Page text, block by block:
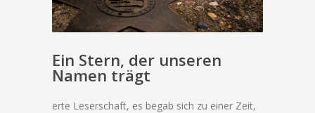
Ein Stern, der unseren
Namen trägt
erte Leserschaft, es begab sich zu einer Zeit,